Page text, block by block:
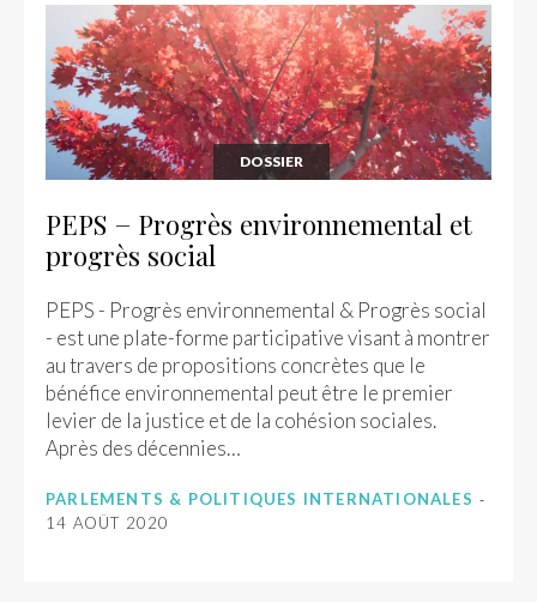
DOSSIER
PEPS − Progrès environnemental et
progrès social
PEPS - Progrès environnemental & Progrès social
- est une plate-forme participative visant à montrer
au travers de propositions concrètes que le
bénéfice environnemental peut être le premier
levier de la justice et de la cohésion sociales.
Après des décennies…
PARLEMENTS & POLITIQUES INTERNATIONALES
14 AOÛT 2020